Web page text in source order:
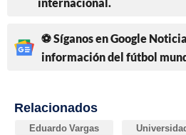
⚽ Síganos en Google
información del fútbol
Relacionados
Eduardo Vargas